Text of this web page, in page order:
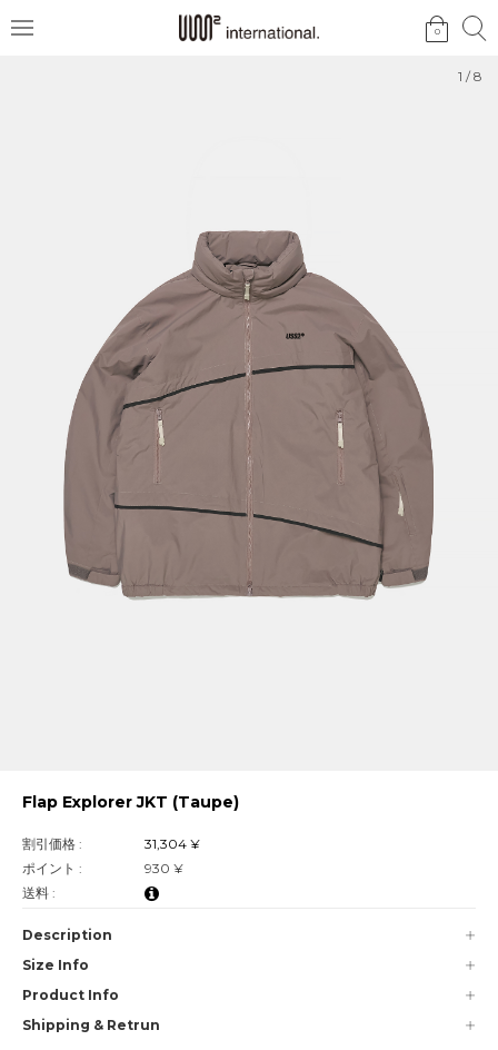
메
검
0
검
1 /8
Flap Explorer JKT (Taupe)
割引価格 :
31,304 ¥
ポイント :
930 ¥
送料 :
Description
Size Info
Product Info
Shipping & Retrun